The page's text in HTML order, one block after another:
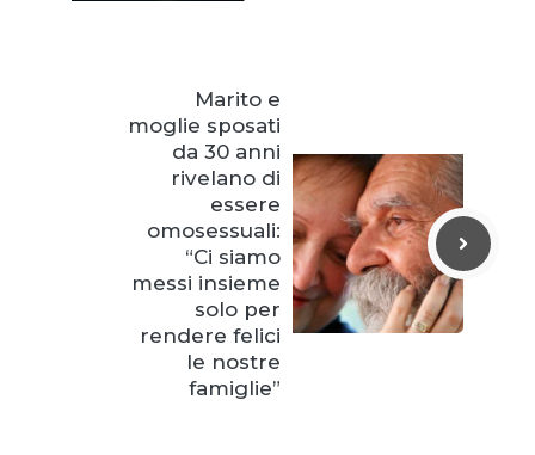
Marito e
moglie sposati
da 30 anni
rivelano di
essere
omosessuali:
“Ci siamo
messi insieme
solo per
rendere felici
le nostre
famiglie”